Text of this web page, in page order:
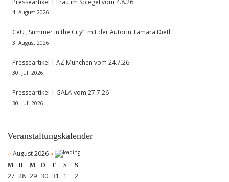
4. August 2026
CeU „Summer in the City“ mit der Autorin Tamara Dietl
3. August 2026
Presseartikel | AZ München vom 24.7.26
30. Juli 2026
Presseartikel | GALA vom 27.7.26
30. Juli 2026
Veranstaltungskalender
« August 2026»
M D M D F S S
27 28 29 30 31 1
2